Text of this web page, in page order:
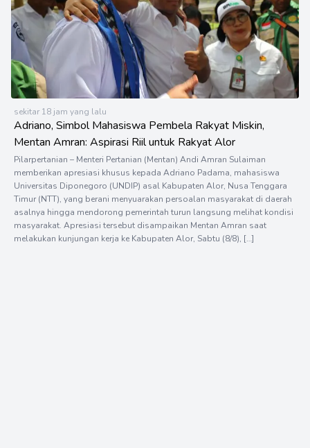
sekitar 18 jam yang lalu
Adriano, Simbol Mahasiswa Pembela Rakyat Miskin,
Mentan Amran: Aspirasi Riil untuk Rakyat Alor
Pilarpertanian – Menteri Pertanian (Mentan) Andi Amran Sulaiman
memberikan apresiasi khusus kepada Adriano Padama, mahasiswa
Universitas Diponegoro (UNDIP) asal Kabupaten Alor, Nusa Tenggara
Timur (NTT), yang berani menyuarakan persoalan masyarakat di daerah
asalnya hingga mendorong pemerintah turun langsung melihat kondisi
masyarakat. Apresiasi tersebut disampaikan Mentan Amran saat
melakukan kunjungan kerja ke Kabupaten Alor, Sabtu (8/8), […]